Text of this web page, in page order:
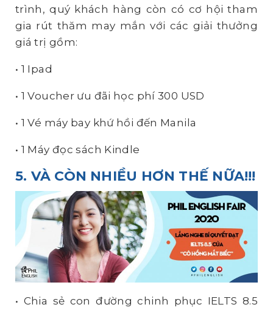
trình, quý khách hàng còn có cơ hội tham
gia rút thăm may mắn với các giải thưởng
giá trị gồm:
• 1 Ipad
• 1 Voucher ưu đãi học phí 300 USD
• 1 Vé máy bay khứ hồi đến Manila
• 1 Máy đọc sách Kindle
5. VÀ CÒN NHIỀU HƠN THẾ NỮA!!!
• Chia sẻ con đường chinh phục IELTS 8.5